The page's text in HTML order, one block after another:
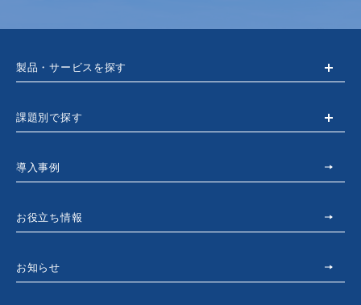
製品・サービスを探す
課題別で探す
導入事例
お役立ち情報
お知らせ